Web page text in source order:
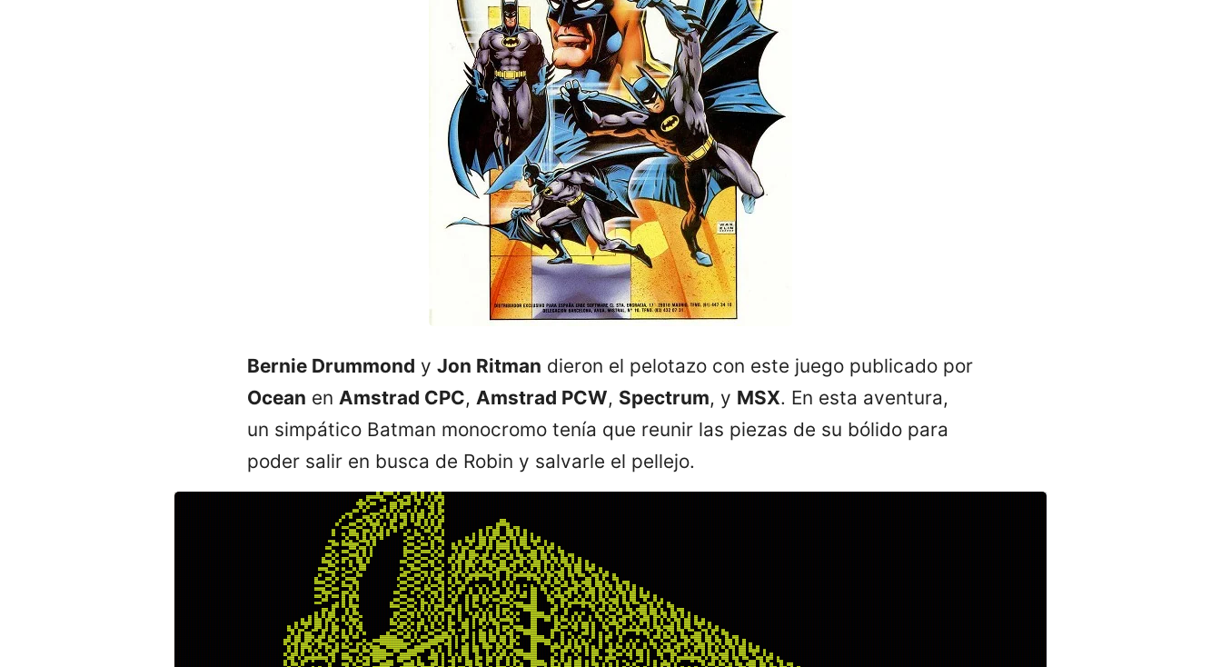
Bernie Drummond y Jon Ritman dieron el pelotazo con este juego publicado por
Ocean en Amstrad CPC, Amstrad PCW, Spectrum, y MSX. En esta aventura,
un simpático Batman monocromo tenía que reunir las piezas de su bólido para
poder salir en busca de Robin y salvarle el pellejo.